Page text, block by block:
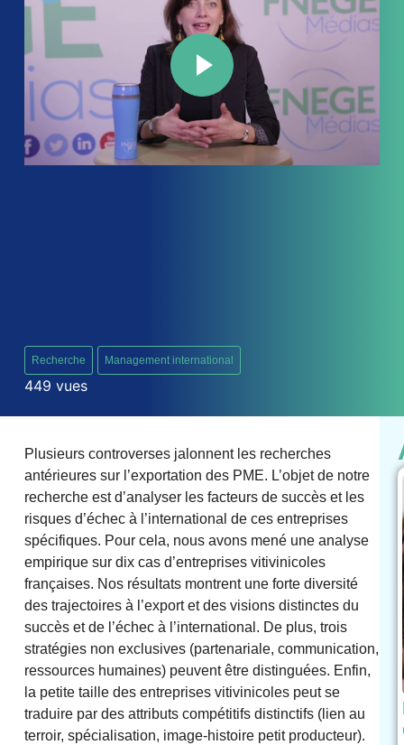
d’entreprises vitivinicoles
françaises
Recherche Management international
449 vues
Plusieurs controverses jalonnent les recherches
antérieures sur l’exportation des PME. L’objet de notre
recherche est d’analyser les facteurs de succès et les
risques d’échec à l’international de ces entreprises
spécifiques. Pour cela, nous avons mené une analyse
empirique sur dix cas d’entreprises vitivinicoles
françaises. Nos résultats montrent une forte diversité
des trajectoires à l’export et des visions distinctes du
succès et de l’échec à l’international. De plus, trois
stratégies non exclusives (partenariale, communication,
ressources humaines) peuvent être distinguées. Enfin,
la petite taille des entreprises vitivinicoles peut se
traduire par des attributs compétitifs distinctifs (lien au
terroir, spécialisation, image-histoire petit producteur).